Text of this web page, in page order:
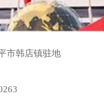
市韩店镇驻地